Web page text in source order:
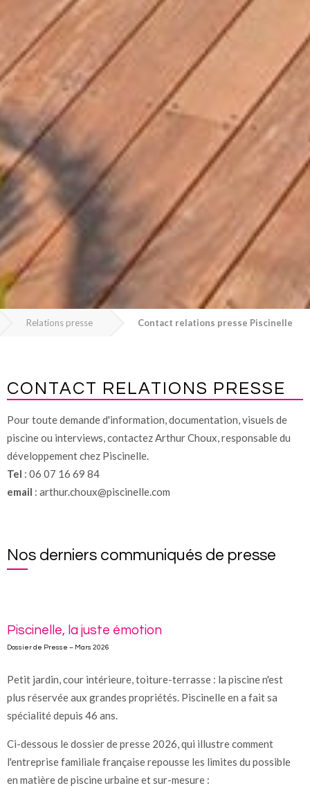
Relations presse Contact relations presse Piscinelle
CONTACT RELATIONS PRESSE
Pour toute demande d'information, documentation, visuels de
piscine ou interviews, contactez Arthur Choux, responsable du
développement chez Piscinelle.
Tel : 06 07 16 69 84
email : arthur.choux@piscinelle.com
Nos derniers communiqués de presse
Piscinelle, la juste émotion
Dossier de Presse – Mars 2026
Petit jardin, cour intérieure, toiture-terrasse : la piscine n'est
plus réservée aux grandes propriétés. Piscinelle en a fait sa
spécialité depuis 46 ans.
Ci-dessous le dossier de presse 2026, qui illustre comment
l'entreprise familiale française repousse les limites du possible
en matière de piscine urbaine et sur-mesure :